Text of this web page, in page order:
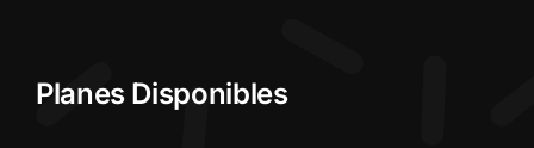
Planes Disponibles